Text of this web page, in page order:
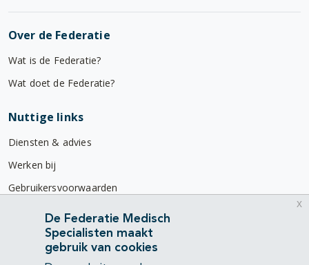
Over de Federatie
Wat is de Federatie?
Wat doet de Federatie?
Nuttige links
Diensten & advies
Werken bij
Gebruikersvoorwaarden
Privacyverklaring
Contact
De Federatie Medisch
Specialisten maakt
gebruik van cookies
x